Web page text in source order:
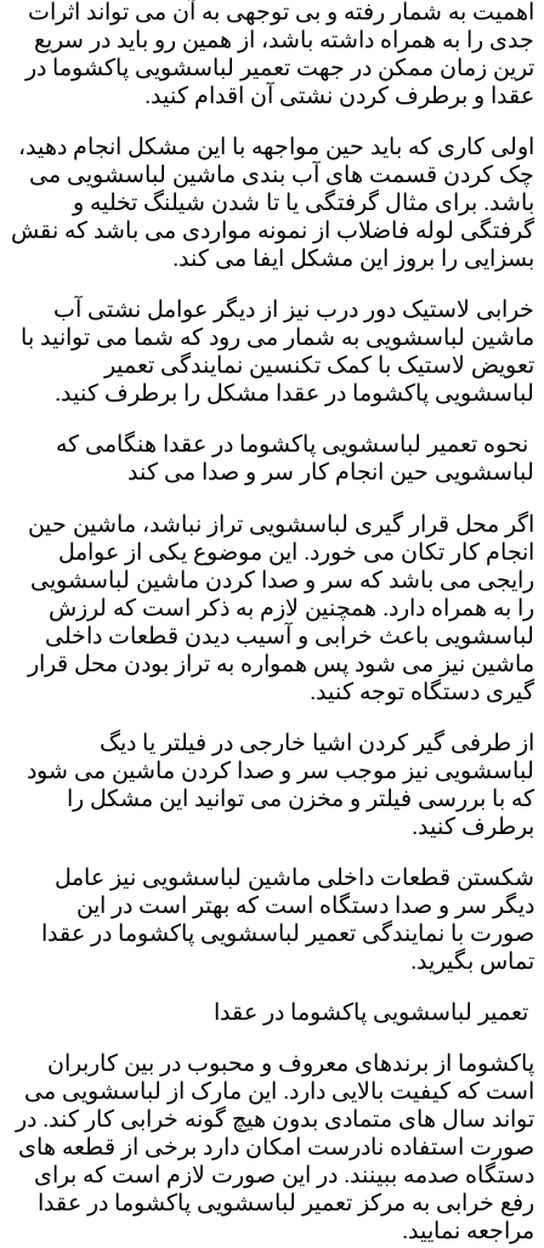
اهمیت به شمار رفته و بی توجهی به آن می تواند اثرات
جدی را به همراه داشته باشد، از همین رو باید در سریع
ترین زمان ممکن در جهت تعمیر لباسشویی پاکشوما در
عقدا و برطرف کردن نشتی آن اقدام کنید.
اولی کاری که باید حین مواجهه با این مشکل انجام دهید،
چک کردن قسمت های آب بندی ماشین لباسشویی می
باشد. برای مثال گرفتگی یا تا شدن شیلنگ تخلیه و
گرفتگی لوله فاضلاب از نمونه مواردی می باشد که نقش
بسزایی را بروز این مشکل ایفا می کند‌‌.
خرابی لاستیک دور درب نیز از دیگر عوامل نشتی آب
ماشین لباسشویی به شمار می رود که شما می توانید با
تعویض لاستیک با کمک تکنسین نمایندگی تعمیر
لباسشویی پاکشوما در عقدا مشکل را برطرف کنید.
نحوه تعمیر لباسشویی پاکشوما در عقدا هنگامی که
لباسشویی حین انجام کار سر و صدا می کند
اگر محل قرار گیری لباسشویی تراز نباشد، ماشین حین
انجام کار تکان می خورد‌. این موضوع یکی از عوامل
رایجی می باشد که سر و صدا کردن ماشین لباسشویی
را به همراه دارد. همچنین لازم به ذکر است که لرزش
لباسشویی باعث خرابی و آسیب دیدن قطعات داخلی
ماشین نیز می شود پس همواره به تراز بودن محل قرار
گیری دستگاه توجه کنید.
از طرفی گیر کردن اشیا خارجی در فیلتر یا دیگ
لباسشویی نیز موجب سر و صدا کردن ماشین می شود
که با بررسی فیلتر و مخزن می توانید این مشکل را
برطرف کنید.
شکستن قطعات داخلی ماشین لباسشویی نیز عامل
دیگر سر و صدا دستگاه است که بهتر است در این
صورت با نمایندگی تعمیر لباسشویی پاکشوما در عقدا
تماس بگیرید.
تعمیر لباسشویی پاکشوما در عقدا
پاکشوما از برندهای معروف و محبوب در بین کاربران
است که کیفیت بالایی دارد. این مارک از لباسشویی می
تواند سال های متمادی بدون هیچ گونه خرابی کار کند. در
صورت استفاده نادرست امکان دارد برخی از قطعه های
دستگاه صدمه ببینند. در این صورت لازم است که برای
رفع خرابی به مرکز تعمیر لباسشویی پاکشوما در عقدا
مراجعه نمایید.